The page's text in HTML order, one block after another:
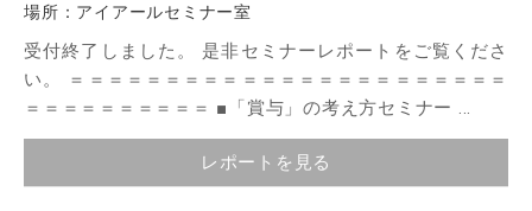
場所： アイアールセミナー室
受付終了しました。 是非セミナーレポートをご覧くださ
い。 ＝＝＝＝＝＝＝＝＝＝＝＝＝＝＝＝＝＝＝＝＝＝＝
＝＝＝＝＝＝＝＝＝＝ ■「賞与」の考え方セミナー ...
レポートを見る